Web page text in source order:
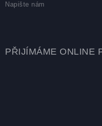
Napište nám
PŘIJÍMÁME ONLINE